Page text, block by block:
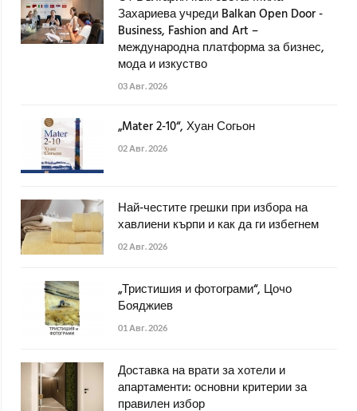
Захариева учреди Balkan Open Door -
Business, Fashion and Art –
международна платформа за бизнес,
мода и изкуство
03 Авг. 2026
„Mater 2-10“, Хуан Согьон
02 Авг. 2026
Най-честите грешки при избора на
хавлиени кърпи и как да ги избегнем
02 Авг. 2026
„Тристишия и фотограми“, Цочо
Бояджиев
01 Авг. 2026
Доставка на врати за хотели и
апартаменти: основни критерии за
правилен избор